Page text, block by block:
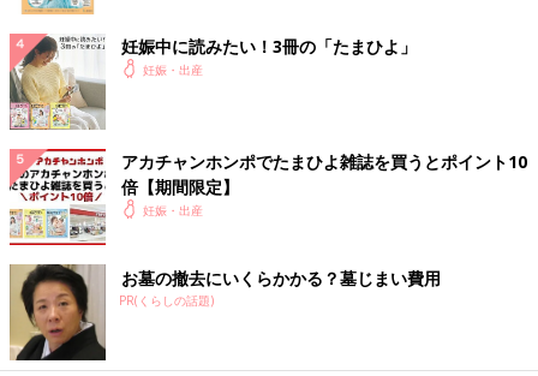
と、約99％が胎児由来だと論文には書かれています。とくに
初期の妊婦さんにかぎってみると、大部分が胎盤から分泌されて
いたものだったのです。
人間は自分の体にとって異物なものは排除しようとします。とこ
ろが、妊娠にかぎっては違います。お母さんにとって異物である
はずの胎盤や胎児を、決して排除することなく、ちゃんと子宮の
なかで大切に守り育て、やがて出産します。人間の体は、本当に
不思議ですね。
「GDF15」とつわりの関係について わかっている
こと
妊娠中に読みたい！3冊の「たまひよ」
妊娠・出産
アカチャンホンポでたまひよ雑誌を買うとポイント10
倍【期間限定】
妊娠・出産
お墓の撤去にいくらかかる？墓じまい費用
PR(くらしの話題)